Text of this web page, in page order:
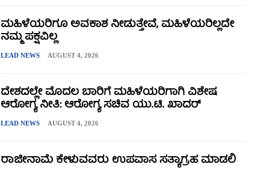
ಮಹಿಳೆಯರಿಗೂ ಅವಕಾಶ ನೀಡುತ್ತೇವೆ, ಮಹಿಳೆಯರಿಲ್ಲದೇ
ನಮ್ಮ ಪಕ್ಷವಿಲ್ಲ
LEAD NEWS AUGUST 4, 2026
ದೇಶದಲ್ಲೇ ಮೊದಲ ಬಾರಿಗೆ ಮಹಿಳೆಯರಿಗಾಗಿ ವಿಶೇಷ
ಆರೋಗ್ಯ ನೀತಿ: ಆರೋಗ್ಯ ಸಚಿವ ಯು.ಟಿ. ಖಾದರ್
LEAD NEWS AUGUST 4, 2026
ರಾಜೀನಾಮೆ ಕೇಳುವವರು ಉಪವಾಸ ಸತ್ಯಾಗ್ರಹ ಮಾಡಲಿ